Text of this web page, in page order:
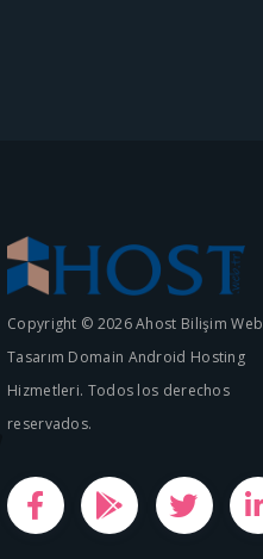
Copyright © 2026 Ahost Bilişim Web
Tasarım Domain Android Hosting
Hizmetleri. Todos los derechos
reservados.